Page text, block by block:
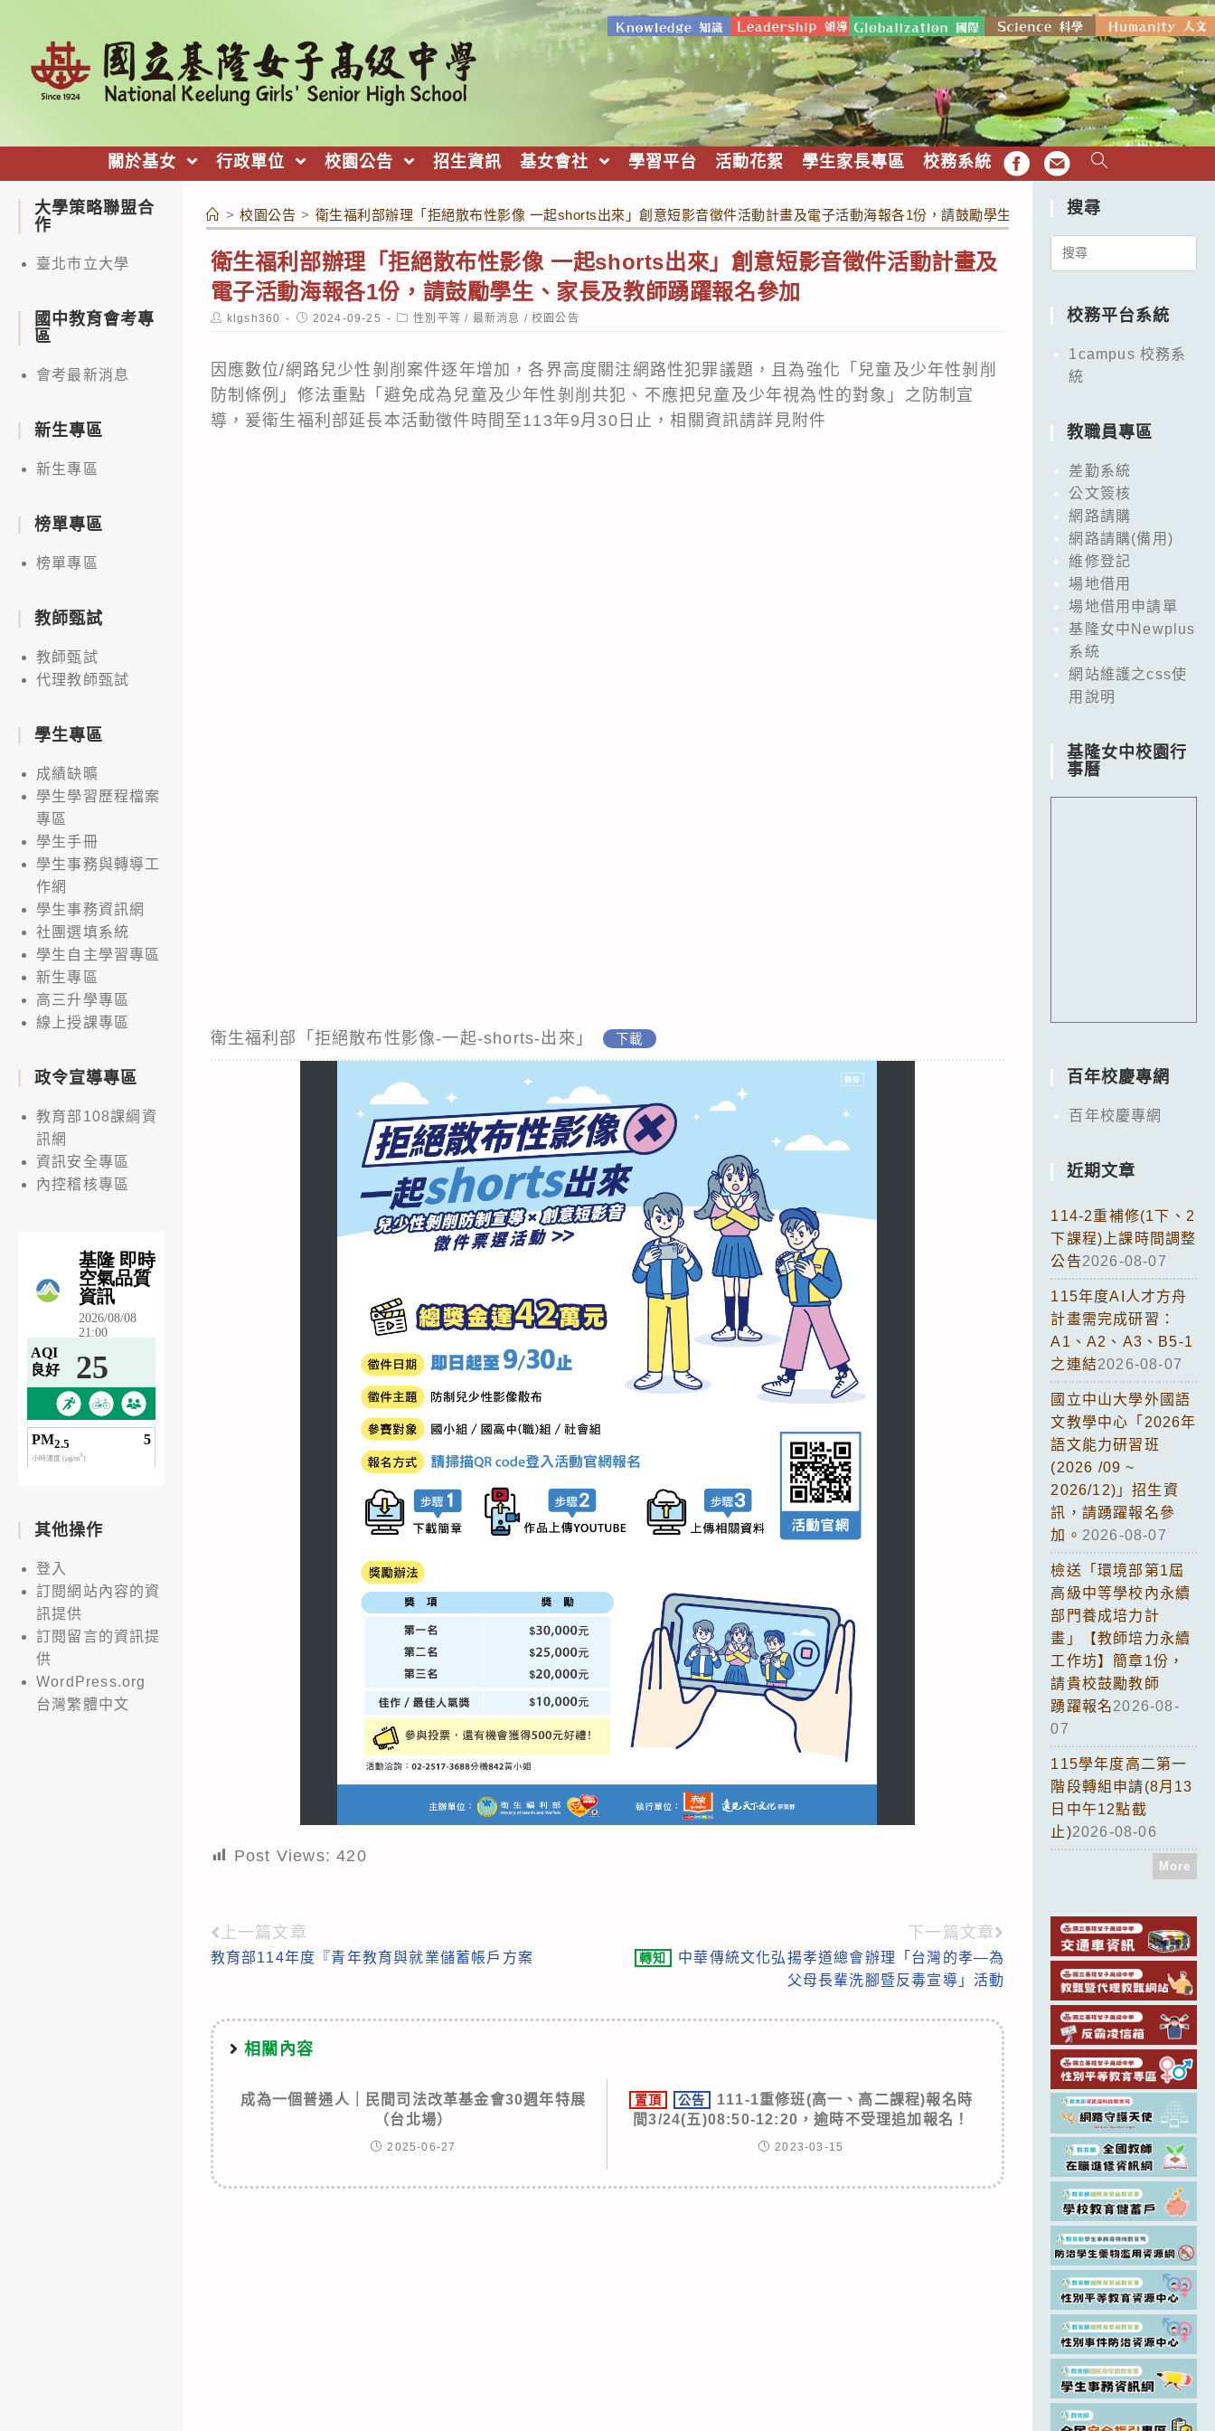
關於基女 行政單位 校園公告 招生資訊 基女會社 學習平台 活動花絮 學生家長專區 校務系統 FB EMAIL
> 校園公告 > 衛生福利部辦理「拒絕散布性影像 一起shorts出來」創意短影音徵件活動計畫及電子活動海報各1份，請鼓勵學生、家長及教師踴躍報名參加
衛生福利部辦理「拒絕散布性影像 一起shorts出來」創意短影音徵件活動計畫及
電子活動海報各1份，請鼓勵學生、家長及教師踴躍報名參加
Post
author:
klgsh360
Post
published:
2024-09-25
Post
category:
性別平等 / 最新消息 / 校園公告
因應數位/網路兒少性剝削案件逐年增加，各界高度關注網路性犯罪議題，且為強化「兒童及少年性剝削
防制條例」修法重點「避免成為兒童及少年性剝削共犯、不應把兒童及少年視為性的對象」之防制宣
導，爰衛生福利部延長本活動徵件時間至113年9月30日止，相關資訊請詳見附件
衛生福利部「拒絕散布性影像-一起-shorts-出來」 下載
Post Views: 420
Read
more
上一篇文章
教育部114年度『青年教育與就業儲蓄帳戶方案
下一篇文章
轉知
中華傳統文化弘揚孝道總會辦理「台灣的孝—為
父母長輩洗腳暨反毒宣導」活動
相關內容
成為一個普通人｜民間司法改革基金會30週年特展
（台北場）
2025-06-27
置頂 公告
111-1重修班(高一、高二課程)報名時
間3/24(五)08:50-12:20，逾時不受理追加報名！
2023-03-15
大學策略聯盟合
作
臺北市立大學
國中教育會考專
區
會考最新消息
新生專區
新生專區
榜單專區
榜單專區
教師甄試
教師甄試
代理教師甄試
學生專區
成績缺曠
學生學習歷程檔案
專區
學生手冊
學生事務與轉導工
作網
學生事務資訊網
社團選填系統
學生自主學習專區
新生專區
高三升學專區
線上授課專區
政令宣導專區
教育部108課綱資
訊網
資訊安全專區
內控稽核專區
其他操作
登入
訂閱網站內容的資
訊提供
訂閱留言的資訊提
供
WordPress.org
台灣繁體中文
搜尋
Search
校務平台系統
1campus 校務系
統
教職員專區
差勤系統
公文簽核
網路請購
網路請購(備用)
維修登記
場地借用
場地借用申請單
基隆女中Newplus
系統
網站維護之css使
用說明
基隆女中校園行
事曆
百年校慶專網
百年校慶專網
近期文章
114-2重補修(1下、2
下課程)上課時間調整
公告2026-08-07
115年度AI人才方舟
計畫需完成研習：
A1、A2、A3、B5-1
之連結2026-08-07
國立中山大學外國語
文教學中心「2026年
語文能力研習班
(2026 /09 ~
2026/12)」招生資
訊，請踴躍報名參
加。 2026-08-07
檢送「環境部第1屆
高級中等學校內永續
部門養成培力計
畫」【教師培力永續
工作坊】簡章1份，
請貴校鼓勵教師
踴躍報名2026-08-
07
115學年度高二第一
階段轉組申請(8月13
日中午12點截
止)2026-08-06
More